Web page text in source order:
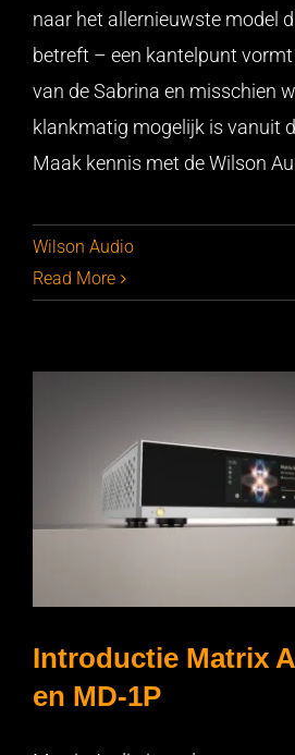
naar het allernieuwste model
betreft – een kantelpunt
van de Sabrina en misschien
klankmatig mogelijk is vanuit
Maak kennis met de Wilson
Wilson Audio
Read More
Introductie Matrix
en MD-1P